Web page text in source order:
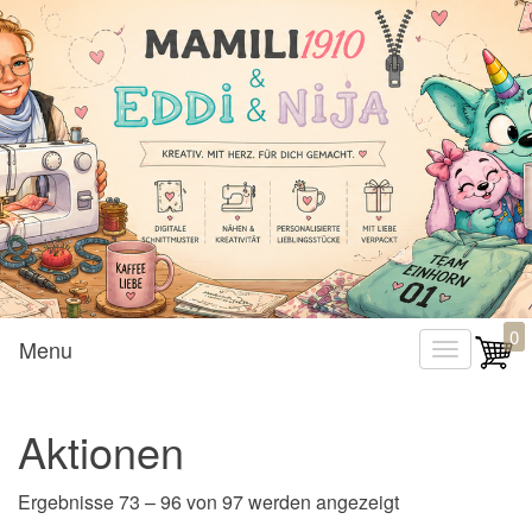
Mamili1910
T
Menu 0
Aktionen
Ergebnisse 73 – 96 von 97 werden angezeigtNach Aktualität